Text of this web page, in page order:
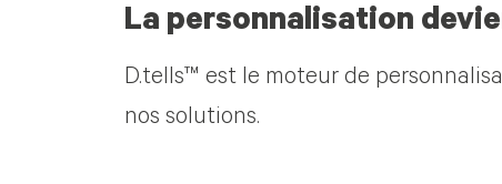
La personnalisation
D.tells™ est le moteur de
nos solutions.